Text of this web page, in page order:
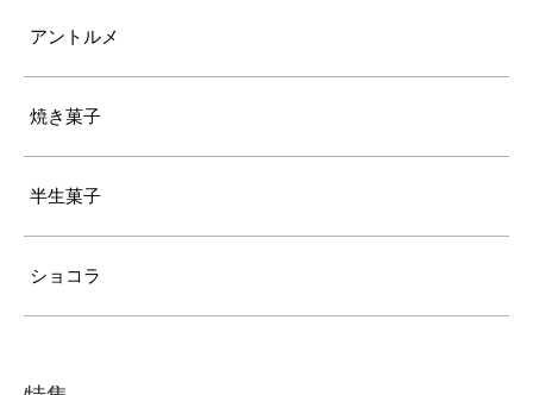
アントルメ
焼き菓子
半生菓子
ショコラ